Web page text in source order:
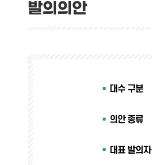
발의의안
대수 구분
의안 종류
대표 발의자